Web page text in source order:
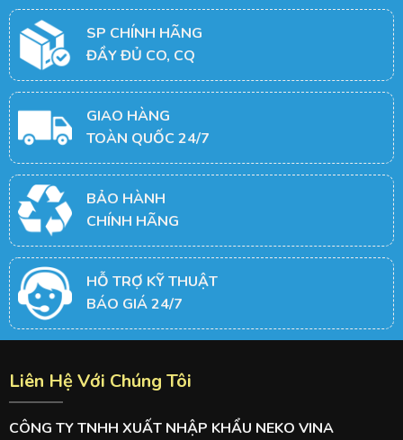
SP CHÍNH HÃNG
ĐẦY ĐỦ CO, CQ
GIAO HÀNG
TOÀN QUỐC 24/7
BẢO HÀNH
CHÍNH HÃNG
HỖ TRỢ KỸ THUẬT
BÁO GIÁ 24/7
Liên Hệ Với Chúng Tôi
CÔNG TY TNHH XUẤT NHẬP KHẨU NEKO VINA